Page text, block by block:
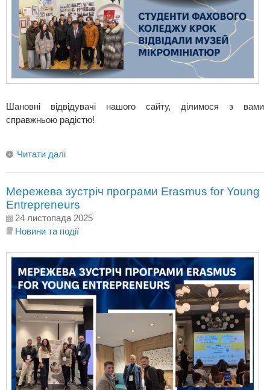
Шановні відвідувачі нашого сайту, ділимося з вами
справжньою радістю!
Читати далі
Мережева зустріч програми Erasmus for Young
Entrepreneurs
24 листопада 2025
Новини та події